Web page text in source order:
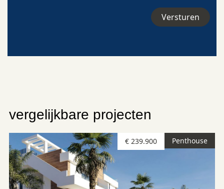
vergelijkbare projecten
Penthouse
€ 239.900